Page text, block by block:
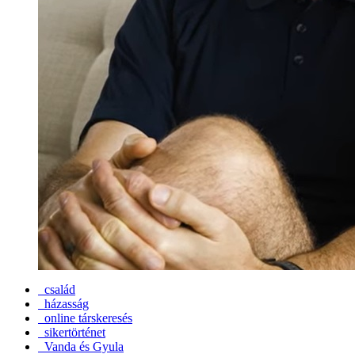
család
házasság
online társkeresés
sikertörténet
Vanda és Gyula